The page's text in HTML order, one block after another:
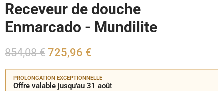
Receveur de douche
Enmarcado - Mundilite
854,08 € 725,96 €
PROLONGATION EXCEPTIONNELLE
Offre valable jusqu'au 31 août